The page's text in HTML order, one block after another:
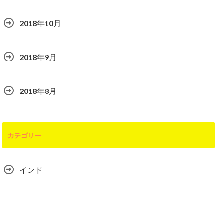
2018年10月
2018年9月
2018年8月
カテゴリー
インド